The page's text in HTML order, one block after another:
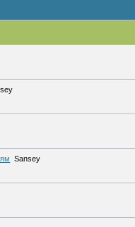
Sansey